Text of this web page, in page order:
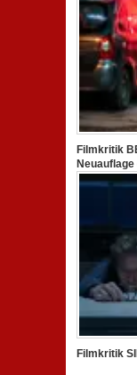
Filmkritik
Filmkritik